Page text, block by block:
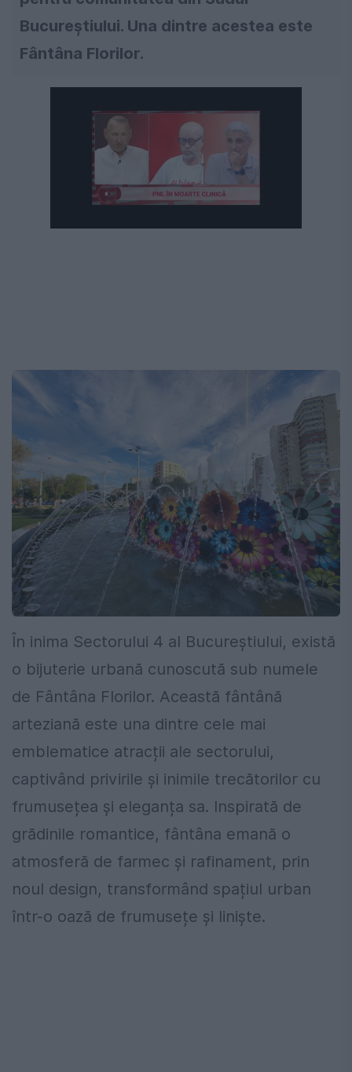
Bucureștiului. Una dintre acestea este
Fântâna Florilor.
În inima Sectorului 4 al Bucureștiului, există
o bijuterie urbană cunoscută sub numele
de Fântâna Florilor. Această fântână
arteziană este una dintre cele mai
emblematice atracții ale sectorului,
captivând privirile și inimile trecătorilor cu
frumusețea și eleganța sa. Inspirată de
grădinile romantice, fântâna emană o
atmosferă de farmec și rafinament, prin
noul design, transformând spațiul urban
într-o oază de frumusețe și liniște.